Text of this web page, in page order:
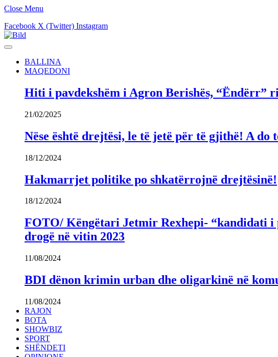
Close Menu
Facebook X (Twitter) Instagram
BALLINA
MAQEDONI
Hiti i pavdekshëm i Agron Berishës, “Ëndërr”
21/02/2025
Nëse është drejtësi, le të jetë për të gjithë! A
18/12/2024
Hakmarrjet politike po shkatërrojnë drejtësinë!
18/12/2024
FOTO/ Këngëtari Jetmir Rexhepi- “kandidati
drogë në vitin 2023
11/08/2024
BDI dënon krimin urban dhe oligarkinë në
11/08/2024
RAJON
BOTA
SHOWBIZ
SPORT
SHËNDETI